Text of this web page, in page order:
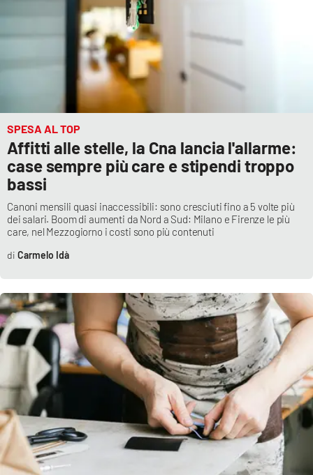
Lamezia Terme
PROGETTI
Buona Sanità Calabria
LA
CALABRIAVISIONE
Destinazioni
Food
Storie
LAC
NETWORK
Lacplay.it
Lactv.it
SPESA AL TOP
Affitti alle stelle, la Cna lancia l'allarme:
case sempre più care e stipendi troppo
bassi
Canoni mensili quasi inaccessibili: sono cresciuti fino a 5 volte più
dei salari. Boom di aumenti da Nord a Sud: Milano e Firenze le più
care, nel Mezzogiorno i costi sono più contenuti
Carmelo Idà